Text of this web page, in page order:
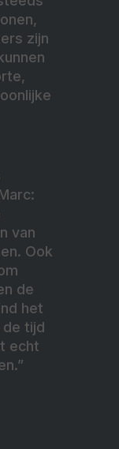
zijn
van
Ook
de
het
de tijd
echt